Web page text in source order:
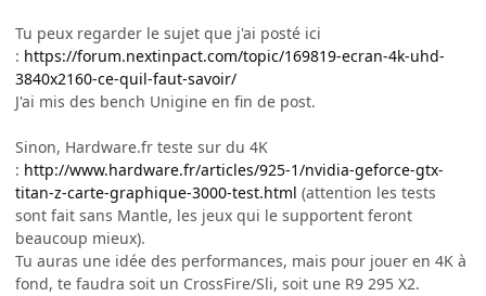
Tu peux regarder le sujet que j'ai posté ici
: https://forum.nextinpact.com/topic/169819-ecran-4k-uhd-
3840x2160-ce-quil-faut-savoir/
J'ai mis des bench Unigine en fin de post.
Sinon, Hardware.fr teste sur du 4K
: http://www.hardware.fr/articles/925-1/nvidia-geforce-gtx-
titan-z-carte-graphique-3000-test.html (attention les tests
sont fait sans Mantle, les jeux qui le supportent feront
beaucoup mieux).
Tu auras une idée des performances, mais pour jouer en 4K à
fond, te faudra soit un CrossFire/Sli, soit une R9 295 X2.